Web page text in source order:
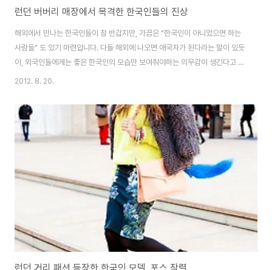
런던 버버리 매장에서 목격한 한국인들의 진상
해외에서 만나는 한국인들이 참 반갑지만, 가끔은 "한국인이 아니었으면 하는
사람들" 도 있기 마련입니다. 다들 해외에 나오면 애국자가 된다라는 말이 있듯
이, 외국인들에게는 좋은 한국인의 모습만 보여줘야하는 의무감이 생긴다고 할
까요? ㅎㅎ 저는 런던에서 만났던 한국인 단체 관광했던 분들의 모습이 잊혀지
냥 지나치기 아쉬워 구경만이라도 하고자 매장 안으로 들어갔지요. 매장 안은
여기가 한국인지 영국인지 모를 정도로 한국인 관광객들로 꽉 ~ 차 있었습니
다. 속으로 "한국 단체 관광객이구나" 했지요. 버버리 매장에서 정신없이 쇼핑
을 하는 다수의 한국인들은 중년 부부들이었습니다. 그런데, 제 눈에 펼쳐진 한
2012. 8. 20.